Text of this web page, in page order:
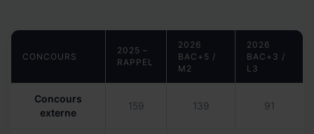
CONCOURS
2025 –
RAPPEL
2026
BAC+5 /
M2
2026
BAC+3 /
L3
Concours
externe
159 139 91